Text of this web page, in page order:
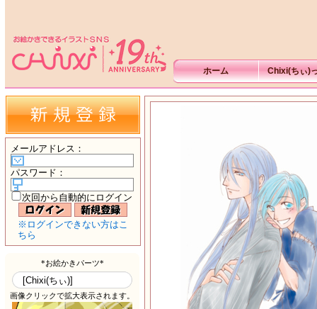
ホーム Chixi(ちぃ)
メールアドレス ：
パスワード ：
次回から自動的にログイン
※ログインできない方はこ
ちら